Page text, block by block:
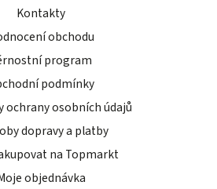
Kontakty
obchodu
program
podmínky
ochrany osobních údajů
dopravy a platby
na Topmarkt
objednávka